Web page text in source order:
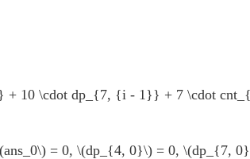
10 \cdot dp_{7, {i - 1}} + 7 \cdot
= 0, \(dp_{4, 0}\) = 0, \(dp_{7,